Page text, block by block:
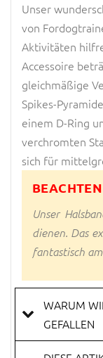
Unser
von
Aktivitäten
Accessoire
gleichmäßige
Spikes-
einem D-Ring
verchromten
sich für
Unser
dienen. Das
fantastisch
WARUM
GEFALLEN